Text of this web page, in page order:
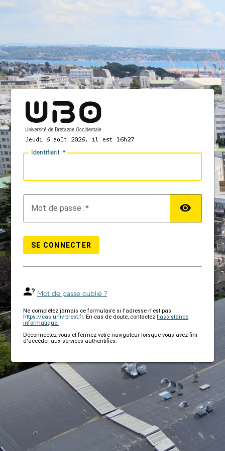
Identifiant :
Mot de passe :
SE CONNECTER
Mot de passe oublié ?
Ne complétez jamais ce formulaire si l'adresse n'est pas
https://cas.univ-brest.fr. En cas de doute, contactez l'assistance
informatique.
Déconnectez-vous et fermez votre navigateur lorsque vous avez fini
d'accéder aux services authentifiés.